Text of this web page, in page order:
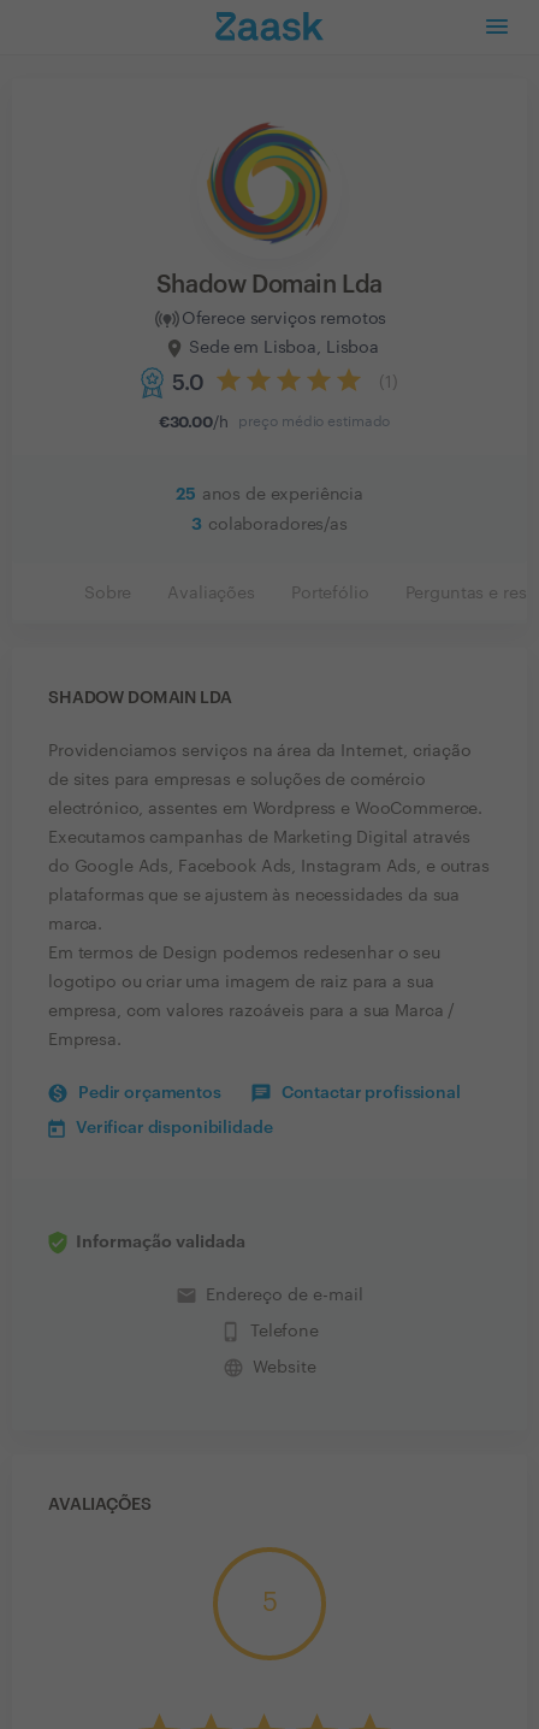
Shadow Domain Lda
Oferece serviços remotos
Sede em Lisboa, Lisboa
5.0 1
€30.00/h preço médio estimado
25 anos de experiência
3 colaboradores/as
Sobre Avaliações Portefólio Perguntas e
SHADOW DOMAIN LDA
Providenciamos serviços na área da Internet, criação
de sites para empresas e soluções de comércio
electrónico, assentes em Wordpress e WooCommerce.
Executamos campanhas de Marketing Digital através
do Google Ads, Facebook Ads, Instagram Ads, e outras
plataformas que se ajustem às necessidades da sua
marca.
Em termos de Design podemos redesenhar o seu
logotipo ou criar uma imagem de raiz para a sua
empresa, com valores razoáveis para a sua Marca /
Empresa.
Pedir orçamentos Contactar profissional
Verificar disponibilidade
Informação validada
email Endereço de e-mail
phone_iphone Telefone
language Website
AVALIAÇÕES
5